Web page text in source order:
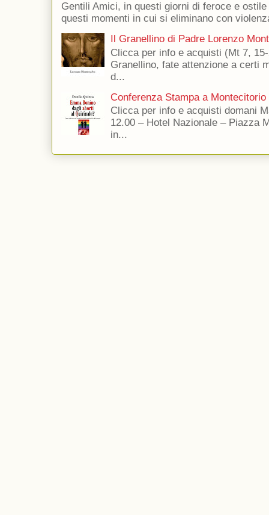
Gentili Amici, in questi giorni di feroce e
questi momenti in cui si eliminano con
Il Granellino di Padre Lorenzo
Clicca per info e acquisti (Mt 7,
Granellino, fate attenzione a certi
d...
Conferenza Stampa a Montecitorio
Clicca per info e acquisti domani
12.00 – Hotel Nazionale – Piazza
in...